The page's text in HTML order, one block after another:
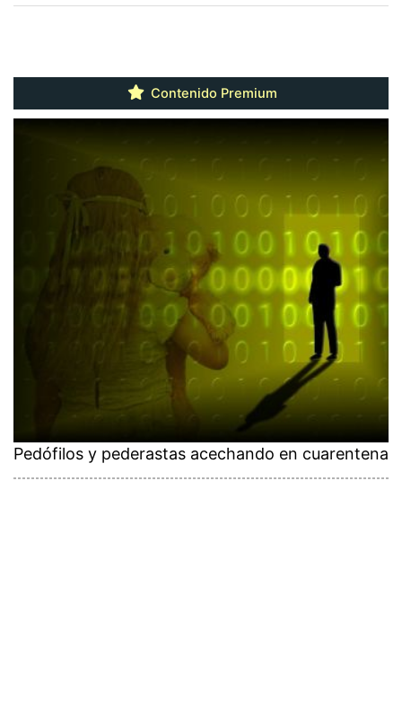
Contenido Premium
Pedófilos y pederastas acechando en cuarentena